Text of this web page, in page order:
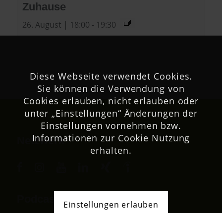
Zuhause
26. August | 18:00 - 19:30
Netzwerk
Diese Webseite verwendet Cookies.
Sie können die Verwendung von
Cookies erlauben, nicht erlauben oder
unter „Einstellungen“ Änderungen der
Einstellungen vornehmen bzw.
Informationen zur Cookie Nutzung
erhalten.
Einstellungen erlauben